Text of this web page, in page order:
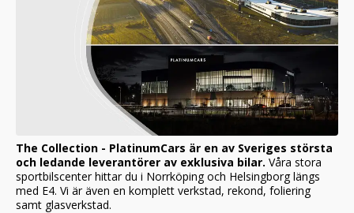
The Collection - PlatinumCars är en av Sveriges största
och ledande leverantörer av exklusiva bilar. Våra stora
sportbilscenter hittar du i Norrköping och Helsingborg längs
med E4. Vi är även en komplett verkstad, rekond, foliering
samt glasverkstad.